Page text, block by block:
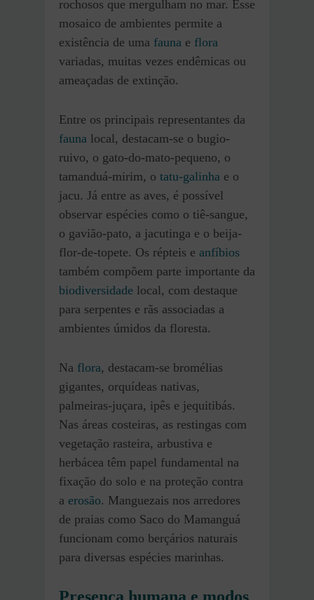
rochosos que mergulham no mar. Esse
mosaico de ambientes permite a
existência de uma fauna e flora
variadas, muitas vezes endêmicas ou
ameaçadas de extinção.
Entre os principais representantes da
fauna local, destacam-se o bugio-
ruivo, o gato-do-mato-pequeno, o
tamanduá-mirim, o tatu-galinha e o
jacu. Já entre as aves, é possível
observar espécies como o tiê-sangue,
o gavião-pato, a jacutinga e o beija-
flor-de-topete. Os répteis e anfíbios
também compõem parte importante da
biodiversidade local, com destaque
para serpentes e rãs associadas a
ambientes úmidos da floresta.
Na flora, destacam-se bromélias
gigantes, orquídeas nativas,
palmeiras-juçara, ipês e jequitibás.
Nas áreas costeiras, as restingas com
vegetação rasteira, arbustiva e
herbácea têm papel fundamental na
fixação do solo e na proteção contra
a erosão. Manguezais nos arredores
de praias como Saco do Mamanguá
funcionam como berçários naturais
para diversas espécies marinhas.
Presença humana e modos